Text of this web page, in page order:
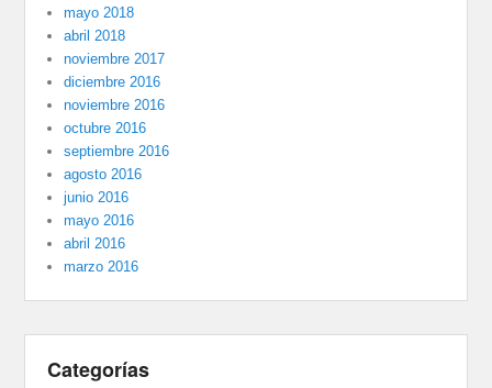
mayo 2018
abril 2018
noviembre 2017
diciembre 2016
noviembre 2016
octubre 2016
septiembre 2016
agosto 2016
junio 2016
mayo 2016
abril 2016
marzo 2016
Categorías